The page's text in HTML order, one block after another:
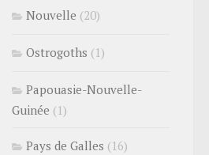
Nouvelle (20)
Ostrogoths (1)
Papouasie-Nouvelle-
Guinée (1)
Pays de Galles (16)